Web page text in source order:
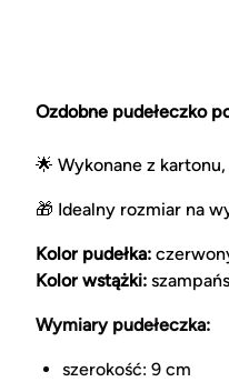
Ozdobne pudełeczko
🌟 Wykonane z
🎁 Idealny rozmiar na
Kolor pudełka:
Kolor wstążki:
Wymiary pudełeczka:
szerokość: 9 cm